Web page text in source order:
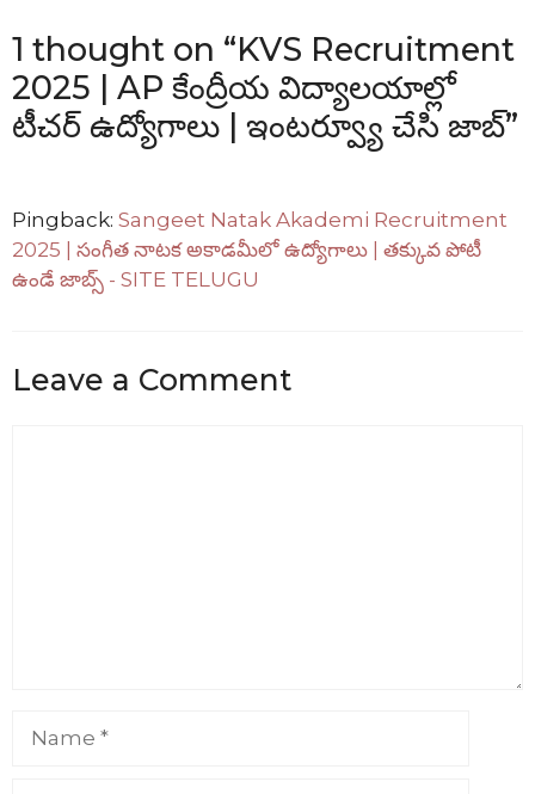
1 thought on “KVS Recruitment
2025 | AP కేంద్రీయ విద్యాలయాల్లో
టీచర్ ఉద్యోగాలు | ఇంటర్వ్యూ చేసి జాబ్”
Pingback: Sangeet Natak Akademi Recruitment
2025 | సంగీత నాటక అకాడమీలో ఉద్యోగాలు | తక్కువ పోటీ
ఉండే జాబ్స్ - SITE TELUGU
Leave a Comment